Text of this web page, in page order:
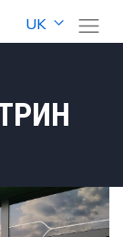
UK